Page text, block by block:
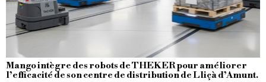
Mango intègre des robots de THEKER pour améliorer
l’efficacité de son centre de distribution de Lliçà d’Amunt.